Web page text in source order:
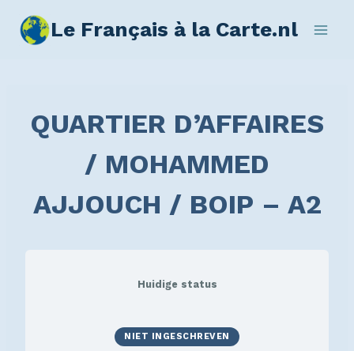
Le Français à la Carte.nl
QUARTIER D’AFFAIRES
/ MOHAMMED
AJJOUCH / BOIP – A2
Huidige status
NIET INGESCHREVEN